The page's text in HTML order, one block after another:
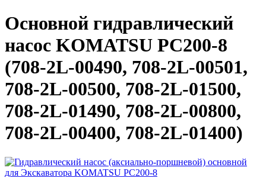
Основной гидравлический
насос KOMATSU PC200-8
(708-2L-00490, 708-2L-00501,
708-2L-00500, 708-2L-01500,
708-2L-01490, 708-2L-00800,
708-2L-00400, 708-2L-01400)